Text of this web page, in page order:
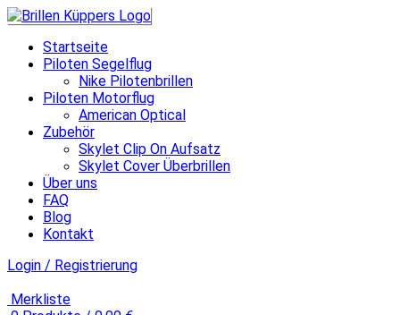
Startseite
Piloten Segelflug
Nike Pilotenbrillen
Piloten Motorflug
American Optical
Zubehör
Skylet Clip On Aufsatz
Skylet Cover Überbrillen
Über uns
FAQ
Blog
Kontakt
Login / Registrierung
Merkliste